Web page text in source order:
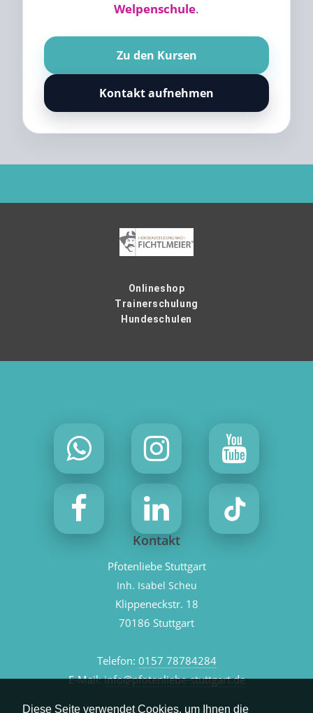
Diese Seite verwendet Cookies, um Ihnen die
Welpenschule.
Zu den Kursen
Kontakt aufnehmen
Onlineshop
Trainerschulung
Hundeschulen
Kontakt
Pfotenliebe Stuttgart
Inh. Isabel Scheu
Klippeneckstr. 18
70186 Stuttgart
Telefon: 0157 78784284
E-Mail:info@pfotenliebe-stuttgart.de